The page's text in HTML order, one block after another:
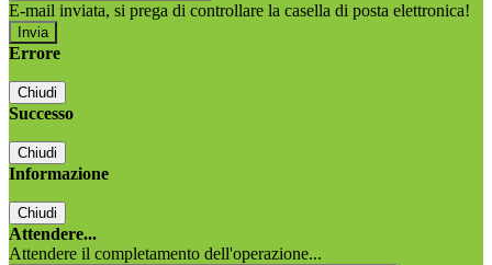
E-mail inviata, si prega di controllare la casella di posta elettronica!
Errore
Chiudi
Successo
Chiudi
Informazione
Chiudi
Attendere...
Attendere il completamento dell'operazione...